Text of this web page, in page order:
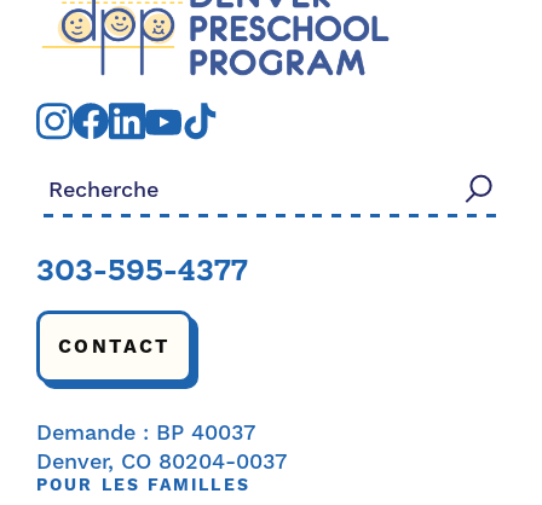
Rechercher:
303-595-4377
CONTACT
Demande : BP 40037
Denver, CO 80204-0037
POUR LES FAMILLES